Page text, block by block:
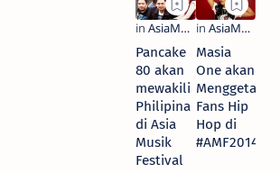
Pancake
80 akan
mewakili
Philipina
di Asia
Musik
Festival
Masia
One akan
Menggetarkan
Fans Hip
Hop di
#AMF2014